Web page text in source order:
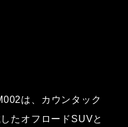
は、カウンタック
たオフロードSUVと